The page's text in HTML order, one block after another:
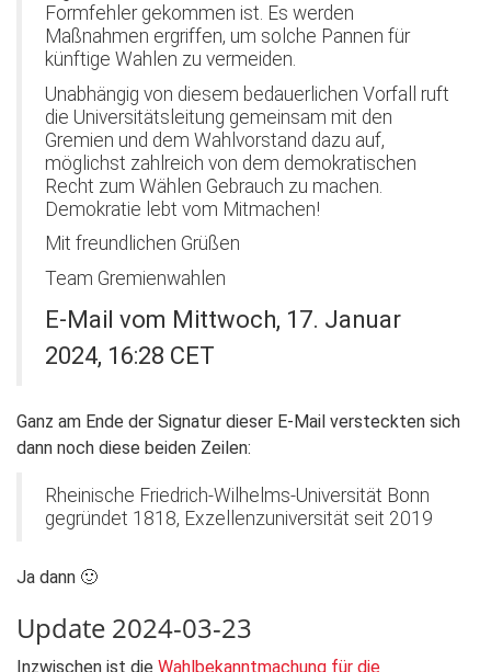
Formfehler gekommen ist. Es werden
Maßnahmen ergriffen, um solche Pannen für
künftige Wahlen zu vermeiden.
Unabhängig von diesem bedauerlichen Vorfall ruft
die Universitätsleitung gemeinsam mit den
Gremien und dem Wahlvorstand dazu auf,
möglichst zahlreich von dem demokratischen
Recht zum Wählen Gebrauch zu machen.
Demokratie lebt vom Mitmachen!
Mit freundlichen Grüßen
Team Gremienwahlen
E-Mail vom Mittwoch, 17. Januar
2024, 16:28 CET
Ganz am Ende der Signatur dieser E-Mail versteckten sich
dann noch diese beiden Zeilen:
Rheinische Friedrich-Wilhelms-Universität Bonn
gegründet 1818, Exzellenzuniversität seit 2019
Ja dann 🙂
Update 2024-03-23
Inzwischen ist die Wahlbekanntmachung für die